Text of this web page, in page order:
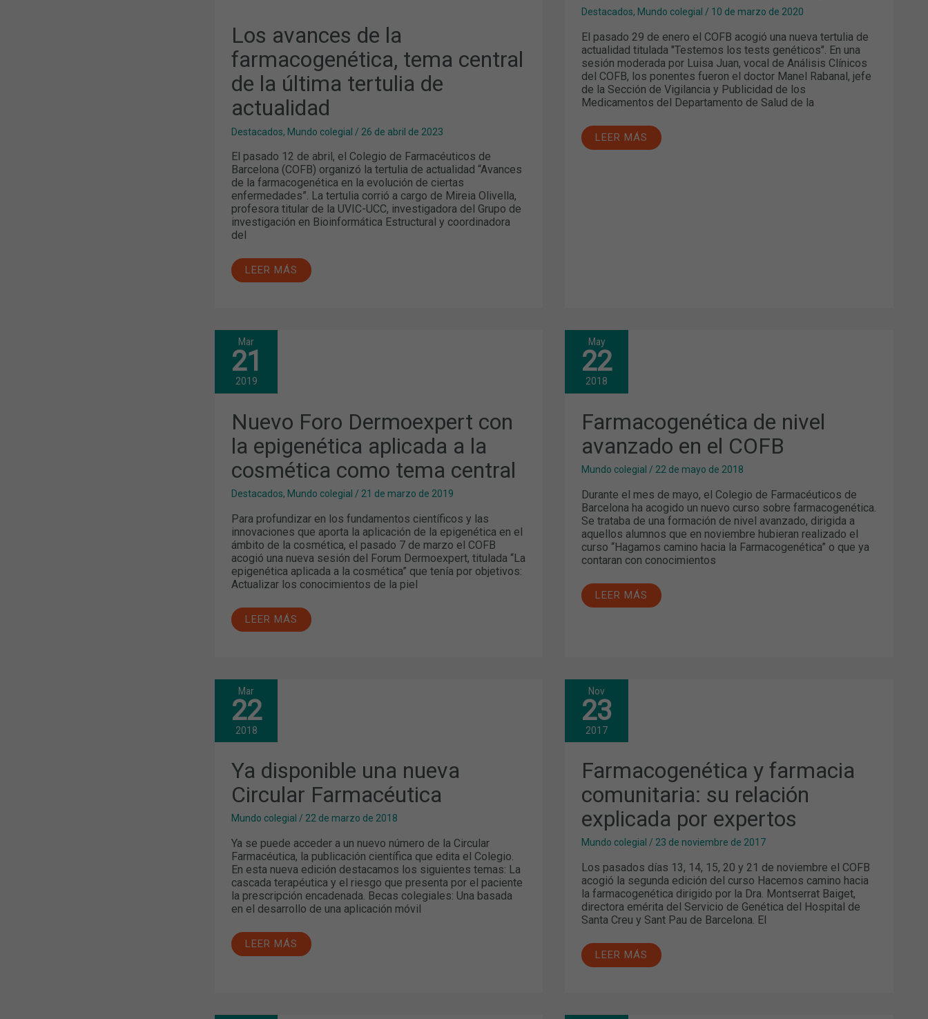
Los avances de la
farmacogenética, tema central
de la última tertulia de
actualidad
Destacados, Mundo colegial / 26 de abril de 2023
El pasado 12 de abril, el Colegio de Farmacéuticos de
Barcelona (COFB) organizó la tertulia de actualidad “Avances
de la farmacogenética en la evolución de ciertas
enfermedades”. La tertulia corrió a cargo de Mireia Olivella,
profesora titular de la UVIC-UCC, investigadora del Grupo de
investigación en Bioinformática Estructural y coordinadora
del
LEER MÁS
Destacados, Mundo colegial / 10 de marzo de 2020
El pasado 29 de enero el COFB acogió una nueva tertulia de
actualidad titulada "Testemos los tests genéticos". En una
sesión moderada por Luisa Juan, vocal de Análisis Clínicos
del COFB, los ponentes fueron el doctor Manel Rabanal, jefe
de la Sección de Vigilancia y Publicidad de los
Medicamentos del Departamento de Salud de la
RABANAL
Y
DRA.
TERESA
PÀMPOLS]
LEER MÁS
Mar
21
2019
Nuevo Foro Dermoexpert con
la epigenética aplicada a la
cosmética como tema central
Destacados, Mundo colegial / 21 de marzo de 2019
Para profundizar en los fundamentos científicos y las
innovaciones que aporta la aplicación de la epigenética en el
ámbito de la cosmética, el pasado 7 de marzo el COFB
acogió una nueva sesión del Forum Dermoexpert, titulada “La
epigenética aplicada a la cosmética” que tenía por objetivos:
Actualizar los conocimientos de la piel
NUEVO
FORO
DERMOEXPERT
CON
LA
APLICADA
LA
COSMÉTICA
COMO
TEMA
CENTRAL
LEER MÁS
May
22
2018
Farmacogenética de nivel
avanzado en el COFB
Mundo colegial / 22 de mayo de 2018
Durante el mes de mayo, el Colegio de Farmacéuticos de
Barcelona ha acogido un nuevo curso sobre farmacogenética.
Se trataba de una formación de nivel avanzado, dirigida a
aquellos alumnos que en noviembre hubieran realizado el
curso “Hagamos camino hacia la Farmacogenética” o que ya
contaran con conocimientos
FARMACOGENÉTICA
DE
NIVEL
AVANZADO
EN
LEER MÁS
Mar
22
2018
Ya disponible una nueva
Circular Farmacéutica
Mundo colegial / 22 de marzo de 2018
Ya se puede acceder a un nuevo número de la Circular
Farmacéutica, la publicación científica que edita el Colegio.
En esta nueva edición destacamos los siguientes temas: La
cascada terapéutica y el riesgo que presenta por el paciente
la prescripción encadenada. Becas colegiales: Una basada
en el desarrollo de una aplicación móvil
YA
DISPONIBLE
UNA
NUEVA
CIRCULAR
LEER MÁS
Nov
23
2017
Farmacogenética y farmacia
comunitaria: su relación
explicada por expertos
Mundo colegial / 23 de noviembre de 2017
Los pasados días 13, 14, 15, 20 y 21 de noviembre el COFB
acogió la segunda edición del curso Hacemos camino hacia
la farmacogenética dirigido por la Dra. Montserrat Baiget,
directora emérita del Servicio de Genética del Hospital de
Santa Creu y Sant Pau de Barcelona. El
FARMACOGENÉTICA
Y
FARMACIA
COMUNITARIA:
SU
POR
LEER MÁS